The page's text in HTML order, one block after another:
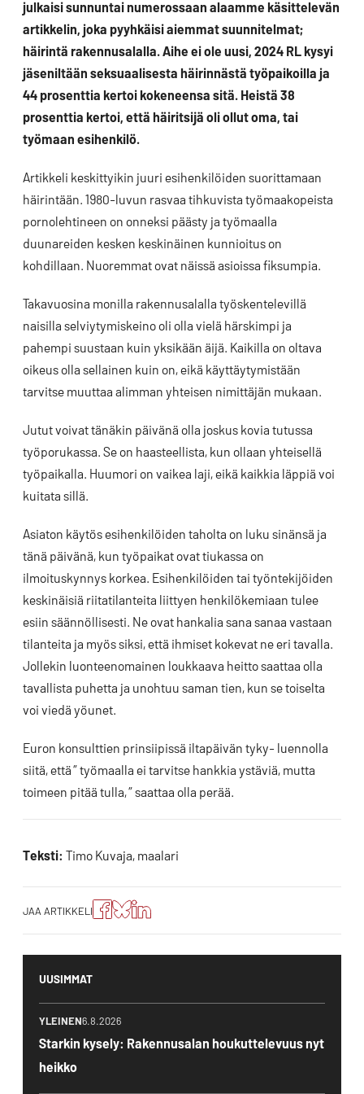
julkaisi sunnuntai numerossaan alaamme käsittelevän
artikkelin, joka pyyhkäisi aiemmat suunnitelmat;
häirintä rakennusalalla. Aihe ei ole uusi, 2024 RL kysyi
jäseniltään seksuaalisesta häirinnästä työpaikoilla ja
44 prosenttia kertoi kokeneensa sitä. Heistä 38
prosenttia kertoi, että häiritsijä oli ollut oma, tai
työmaan esihenkilö.
Artikkeli keskittyikin juuri esihenkilöiden suorittamaan
häirintään. 1980-luvun rasvaa tihkuvista työmaakopeista
pornolehtineen on onneksi päästy ja työmaalla
duunareiden kesken keskinäinen kunnioitus on
kohdillaan. Nuoremmat ovat näissä asioissa fiksumpia.
Takavuosina monilla rakennusalalla työskentelevillä
naisilla selviytymiskeino oli olla vielä härskimpi ja
pahempi suustaan kuin yksikään äijä. Kaikilla on oltava
oikeus olla sellainen kuin on, eikä käyttäytymistään
tarvitse muuttaa alimman yhteisen nimittäjän mukaan.
Jutut voivat tänäkin päivänä olla joskus kovia tutussa
työporukassa. Se on haasteellista, kun ollaan yhteisellä
työpaikalla. Huumori on vaikea laji, eikä kaikkia läppiä voi
kuitata sillä.
Asiaton käytös esihenkilöiden taholta on luku sinänsä ja
tänä päivänä, kun työpaikat ovat tiukassa on
ilmoituskynnys korkea. Esihenkilöiden tai työntekijöiden
keskinäisiä riitatilanteita liittyen henkilökemiaan tulee
esiin säännöllisesti. Ne ovat hankalia sana sanaa vastaan
tilanteita ja myös siksi, että ihmiset kokevat ne eri tavalla.
Jollekin luonteenomainen loukkaava heitto saattaa olla
tavallista puhetta ja unohtuu saman tien, kun se toiselta
voi viedä yöunet.
Euron konsulttien prinsiipissä iltapäivän tyky- luennolla
siitä, että ” työmaalla ei tarvitse hankkia ystäviä, mutta
toimeen pitää tulla, ” saattaa olla perää.
Teksti: Timo Kuvaja, maalari
JAA ARTIKKELI
Jaa
artikkeli
Facebookissa
Jaa
artikkeli
Blueskyssa
Jako:
Jaa
artikkeli
LinkedIn:ssä
UUSIMMAT
YLEINEN6.8.2026
Starkin kysely: Rakennusalan houkuttelevuus nyt
heikko